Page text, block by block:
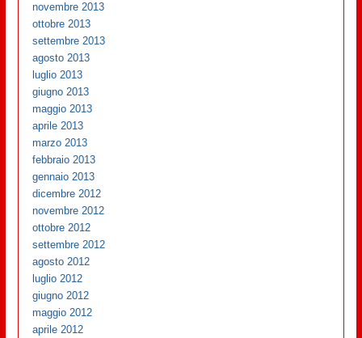
novembre 2013
ottobre 2013
settembre 2013
agosto 2013
luglio 2013
giugno 2013
maggio 2013
aprile 2013
marzo 2013
febbraio 2013
gennaio 2013
dicembre 2012
novembre 2012
ottobre 2012
settembre 2012
agosto 2012
luglio 2012
giugno 2012
maggio 2012
aprile 2012